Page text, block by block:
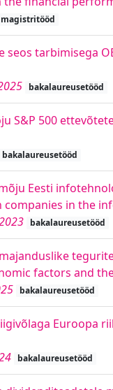
magistritööd
seos tarbimisega
bakalaureusetööd
S&P 500
bakalaureusetööd
Eesti
companies in the
bakalaureusetööd
factors and
bakalaureusetööd
Euroopa
bakalaureusetööd